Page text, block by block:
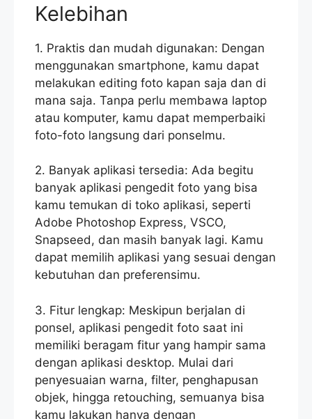
Kelebihan
1. Praktis dan mudah digunakan: Dengan
menggunakan smartphone, kamu dapat
melakukan editing foto kapan saja dan di
mana saja. Tanpa perlu membawa laptop
atau komputer, kamu dapat memperbaiki
foto-foto langsung dari ponselmu.
2. Banyak aplikasi tersedia: Ada begitu
banyak aplikasi pengedit foto yang bisa
kamu temukan di toko aplikasi, seperti
Adobe Photoshop Express, VSCO,
Snapseed, dan masih banyak lagi. Kamu
dapat memilih aplikasi yang sesuai dengan
kebutuhan dan preferensimu.
3. Fitur lengkap: Meskipun berjalan di
ponsel, aplikasi pengedit foto saat ini
memiliki beragam fitur yang hampir sama
dengan aplikasi desktop. Mulai dari
penyesuaian warna, filter, penghapusan
objek, hingga retouching, semuanya bisa
kamu lakukan hanya dengan